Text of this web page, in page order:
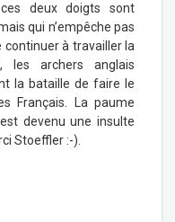
deux doigts sont
qui n’empêche pas
continuer à travailler la
les archers anglais
la bataille de faire le
Français. La paume
devenu une insulte
Stoeffler :-).